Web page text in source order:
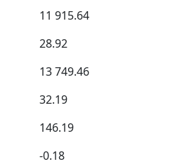
11 915.64
28.92
13 749.46
32.19
146.19
-0.18